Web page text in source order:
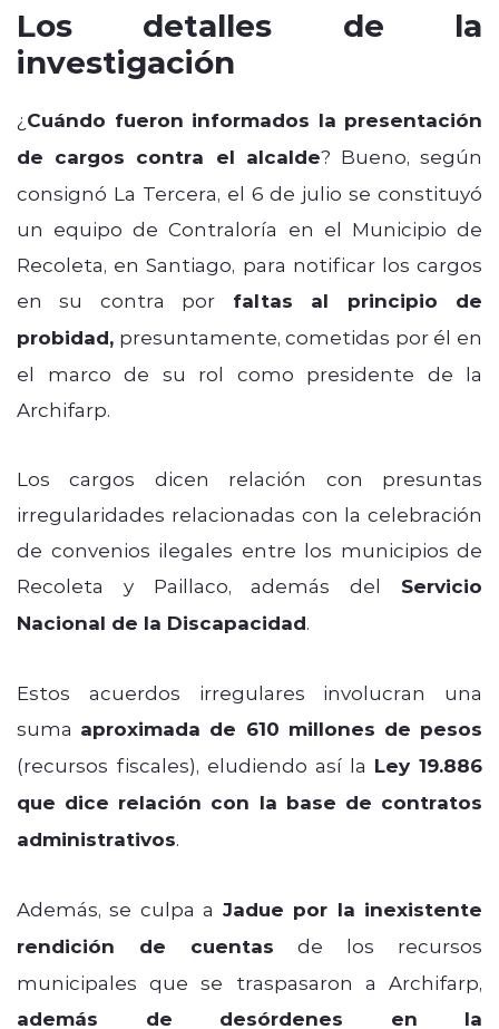
Los detalles de la
investigación
¿ Cuándo fueron informados la presentación
de cargos contra el alcalde? Bueno, según
consignó La Tercera, el 6 de julio se constituyó
un equipo de Contraloría en el Municipio de
Recoleta, en Santiago, para notificar los cargos
en su contra por faltas al principio de
probidad, presuntamente, cometidas por él en
el marco de su rol como presidente de la
Archifarp.
Los cargos dicen relación con presuntas
irregularidades relacionadas con la celebración
de convenios ilegales entre los municipios de
Recoleta y Paillaco, además del Servicio
Nacional de la Discapacidad.
Estos acuerdos irregulares involucran una
suma aproximada de 610 millones de pesos
(recursos fiscales), eludiendo así la Ley 19.886
que dice relación con la base de contratos
administrativos.
Además, se culpa a Jadue por la inexistente
rendición de cuentas de los recursos
municipales que se traspasaron a Archifarp,
además de desórdenes en la